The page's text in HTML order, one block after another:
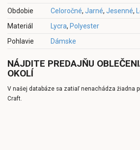
Obdobie
Celoročné, Jarné, Jesenné,
Materiál
Lycra, Polyester
Pohlavie
Dámske
NÁJDITE PREDAJŇU
OKOLÍ
V našej databáze sa zatiaľ nenachádza žiadna
Craft.